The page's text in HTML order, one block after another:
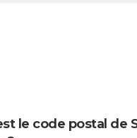
le code postal de